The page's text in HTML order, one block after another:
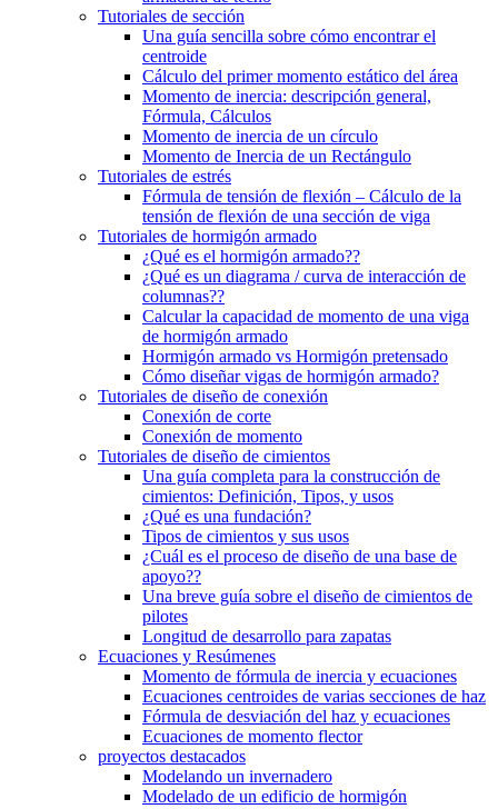
Tutoriales de sección
Una guía sencilla sobre cómo encontrar el
centroide
Cálculo del primer momento estático del área
Momento de inercia: descripción general,
Fórmula, Cálculos
Momento de inercia de un círculo
Momento de Inercia de un Rectángulo
Tutoriales de estrés
Fórmula de tensión de flexión – Cálculo de la
tensión de flexión de una sección de viga
Tutoriales de hormigón armado
¿Qué es el hormigón armado??
¿Qué es un diagrama / curva de interacción de
columnas??
Calcular la capacidad de momento de una viga
de hormigón armado
Hormigón armado vs Hormigón pretensado
Cómo diseñar vigas de hormigón armado?
Tutoriales de diseño de conexión
Conexión de corte
Conexión de momento
Tutoriales de diseño de cimientos
Una guía completa para la construcción de
cimientos: Definición, Tipos, y usos
¿Qué es una fundación?
Tipos de cimientos y sus usos
¿Cuál es el proceso de diseño de una base de
apoyo??
Una breve guía sobre el diseño de cimientos de
pilotes
Longitud de desarrollo para zapatas
Ecuaciones y Resúmenes
Momento de fórmula de inercia y ecuaciones
Ecuaciones centroides de varias secciones de haz
Fórmula de desviación del haz y ecuaciones
Ecuaciones de momento flector
proyectos destacados
Modelando un invernadero
Modelado de un edificio de hormigón